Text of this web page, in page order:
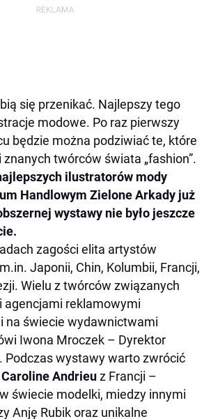
się przenikać. Najlepszy tego
modowe. Po raz pierwszy
będzie można podziwiać te, które
znanych twórców świata „fashion”.
ilustratorów mody
Handlowym Zielone Arkady już
wystawy nie było jeszcze
zagości elita artystów
Japonii, Chin, Kolumbii, Francji,
Wielu z twórców związanych
agencjami reklamowymi
na świecie wydawnictwami
Iwona Mroczek – Dyrektor
Podczas wystawy warto zwrócić
Caroline Andrieuz Francji –
świecie modelki, miedzy innymi
Anję Rubik oraz unikalne